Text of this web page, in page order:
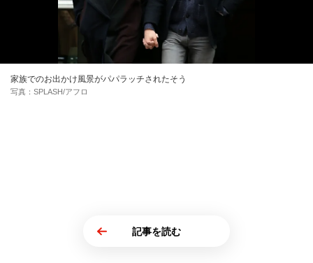
家族でのお出かけ風景がパパラッチされたそう
写真：SPLASH/アフロ
記事を読む